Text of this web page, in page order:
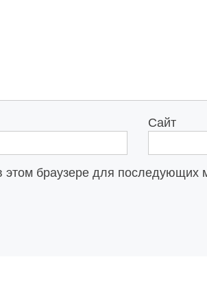
Сайт
этом браузере для последующих